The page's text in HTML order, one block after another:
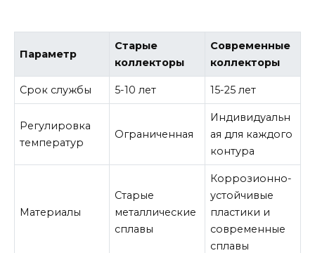
Параметр
Старые
коллекторы
Современные
коллекторы
Срок службы 5-10 лет 15-25 лет
Регулировка
температур
Ограниченная
Индивидуальн
ая для каждого
контура
Материалы
Старые
металлические
сплавы
Коррозионно-
устойчивые
пластики и
современные
сплавы